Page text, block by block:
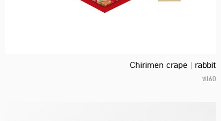
Chirimen crape | rabbit
₪160